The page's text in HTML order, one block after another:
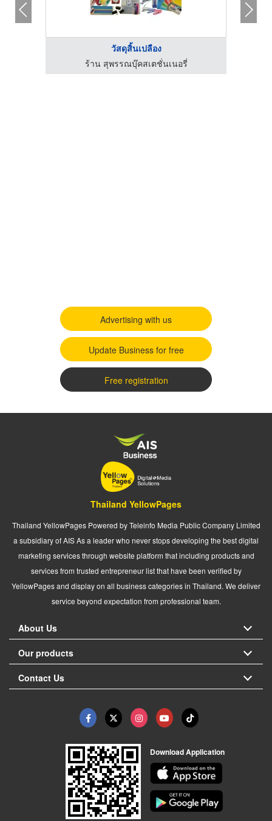
วัสดุสิ้นเปลือง
ร้าน สุพรรณบุ๊คสเตชั่นเนอรี่
Advertising with us
Update Business for free
Free registration
Thailand YellowPages
Thailand YellowPages Powered by Teleinfo Media Public Company Limited
a subsidiary of AIS As a leader who never stops developing the best digital
marketing services through website platform that including products and
services from trusted entrepreneur list that have been verified by
YellowPages and display on all business categories in Thailand. We deliver
service beyond expectation from professional team.
About Us
Our products
Contact Us
Download Application